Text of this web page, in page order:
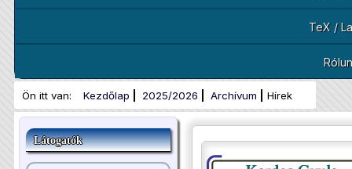
TeX /
Ön itt van: Kezdőlap 2025/2026 Archívum Hírek
Látogatók